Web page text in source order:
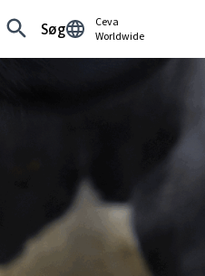
Søg
Ceva
Worldwide